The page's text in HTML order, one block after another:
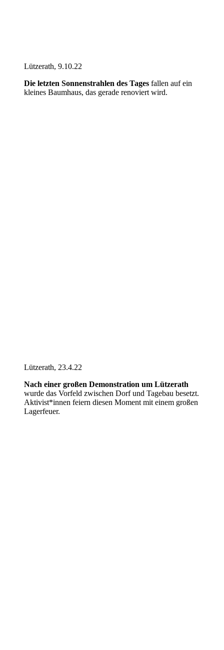
Lützerath, 9.10.22
Die letzten Sonnenstrahlen des Tages fallen auf ein
kleines Baumhaus, das gerade renoviert wird.
Lützerath, 23.4.22
Nach einer großen Demonstration um Lützerath
wurde das Vorfeld zwischen Dorf und Tagebau besetzt.
Aktivist*innen feiern diesen Moment mit einem großen
Lagerfeuer.